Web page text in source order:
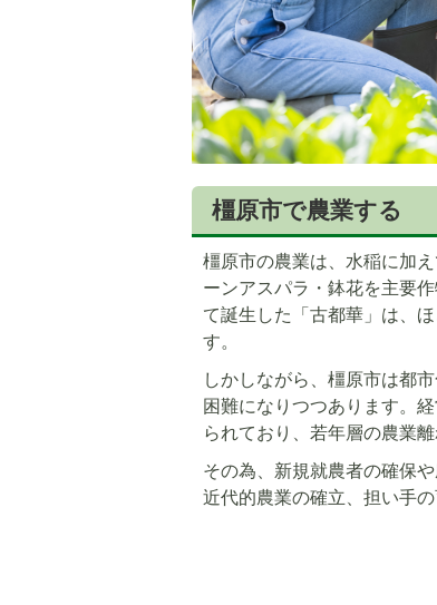
橿原市で農業する
橿原市の農業は、水稲に加
ーンアスパラ・鉢花を主要
て誕生した「古都華」は、
す。
しかしながら、橿原市は都
困難になりつつあります。
られており、若年層の農業
その為、新規就農者の確保
近代的農業の確立、担い手